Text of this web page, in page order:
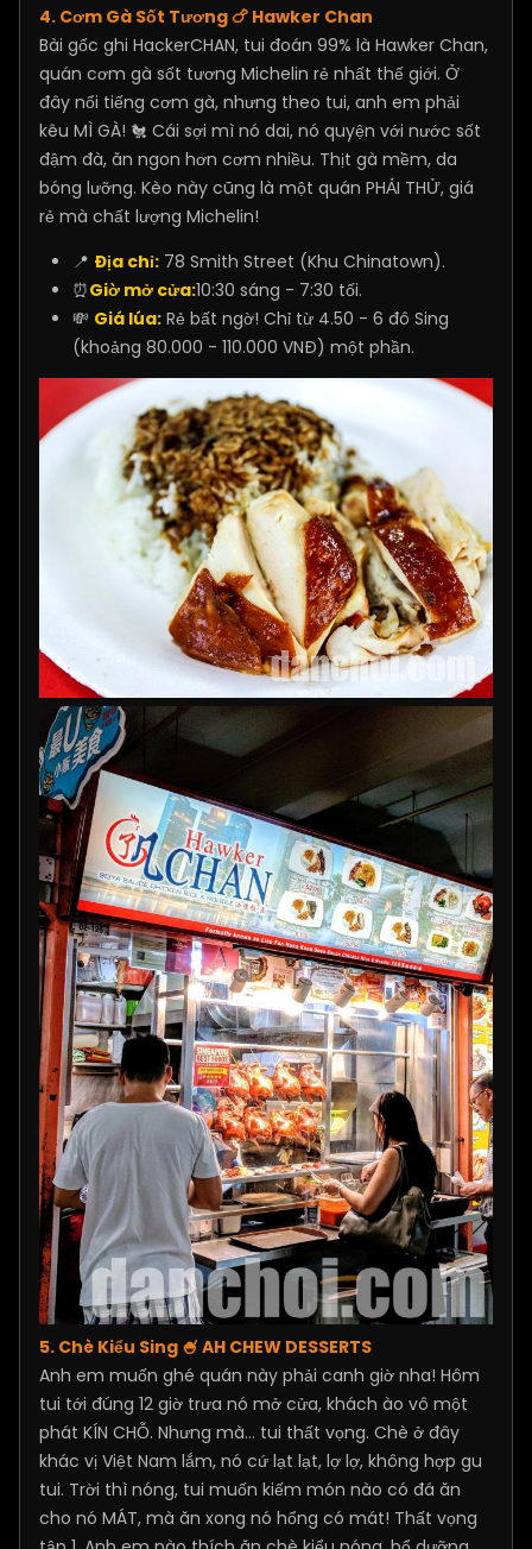
4. Cơm Gà Sốt Tương 🍗 Hawker Chan
Bài gốc ghi HackerCHAN, tui đoán 99% là Hawker Chan,
quán cơm gà sốt tương Michelin rẻ nhất thế giới. Ở
đây nổi tiếng cơm gà, nhưng theo tui, anh em phải
kêu MÌ GÀ! 🐔 Cái sợi mì nó dai, nó quyện với nước sốt
đậm đà, ăn ngon hơn cơm nhiều. Thịt gà mềm, da
bóng lưỡng. Kèo này cũng là một quán PHẢI THỬ, giá
rẻ mà chất lượng Michelin!
📍 Địa chỉ: 78 Smith Street (Khu Chinatown).
⏰Giờ mở cửa:10:30 sáng - 7:30 tối.
💸 Giá lúa: Rẻ bất ngờ! Chỉ từ 4.50 - 6 đô Sing
(khoảng 80.000 - 110.000 VNĐ) một phần.
5. Chè Kiểu Sing 🍧 AH CHEW DESSERTS
Anh em muốn ghé quán này phải canh giờ nha! Hôm
tui tới đúng 12 giờ trưa nó mở cửa, khách ào vô một
phát KÍN CHỖ. Nhưng mà... tui thất vọng. Chè ở đây
khác vị Việt Nam lắm, nó cứ lạt lạt, lợ lợ, không hợp gu
tui. Trời thì nóng, tui muốn kiếm món nào có đá ăn
cho nó MÁT, mà ăn xong nó hổng có mát! Thất vọng